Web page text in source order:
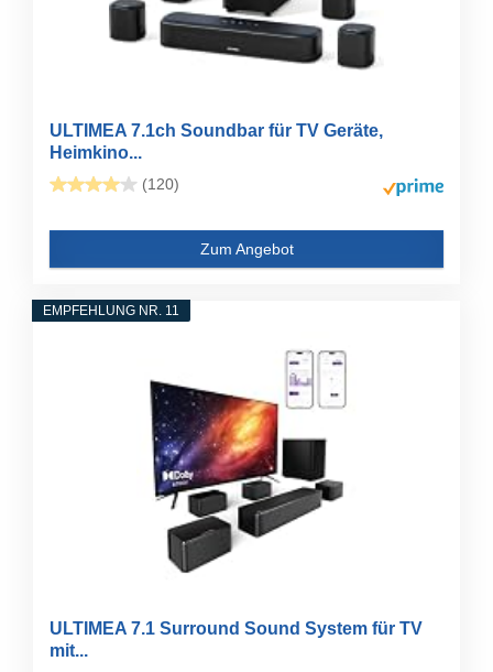
ULTIMEA 7.1ch Soundbar für TV Geräte,
Heimkino...
(120)
Zum Angebot
EMPFEHLUNG NR. 11
ULTIMEA 7.1 Surround Sound System für TV
mit...